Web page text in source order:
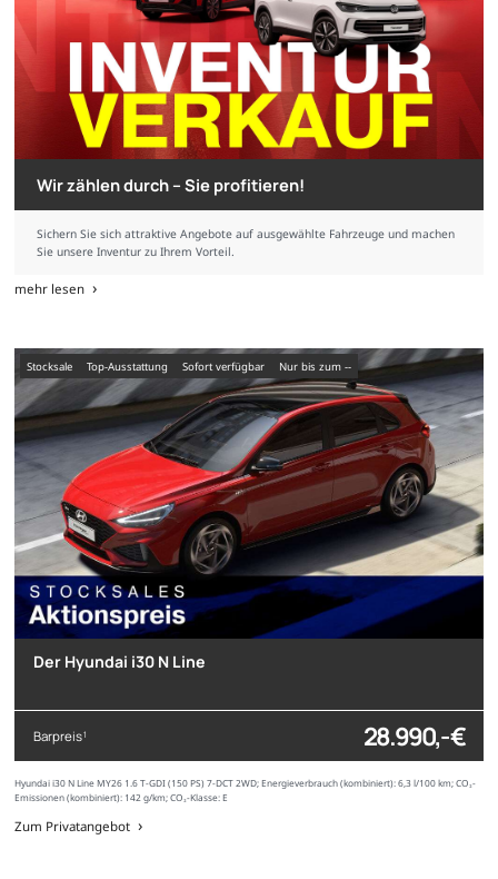
Wir zählen durch – Sie profitieren!
Sichern Sie sich attraktive Angebote auf ausgewählte Fahrzeuge und machen
Sie unsere Inventur zu Ihrem Vorteil.
mehr lesen
Stocksale Top-Ausstattung sofort verfügbar nur bis zum --
Der Hyundai i30 N Line
Barpreis1 28.990,- €
Hyundai i30 N Line MY26 1.6 T-GDI (150 PS) 7-DCT 2WD; Energieverbrauch (kombiniert): 6,3 l/100 km; CO₂-
Emissionen (kombiniert): 142 g/km; CO₂-Klasse: E
Zum Privatangebot